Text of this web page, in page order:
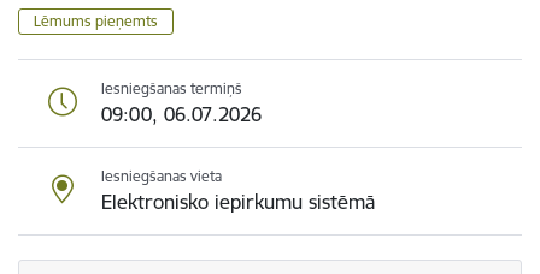
Lēmums pieņemts
Iesniegšanas termiņš
09:00, 06.07.2026
Iesniegšanas vieta
Elektronisko iepirkumu sistēmā